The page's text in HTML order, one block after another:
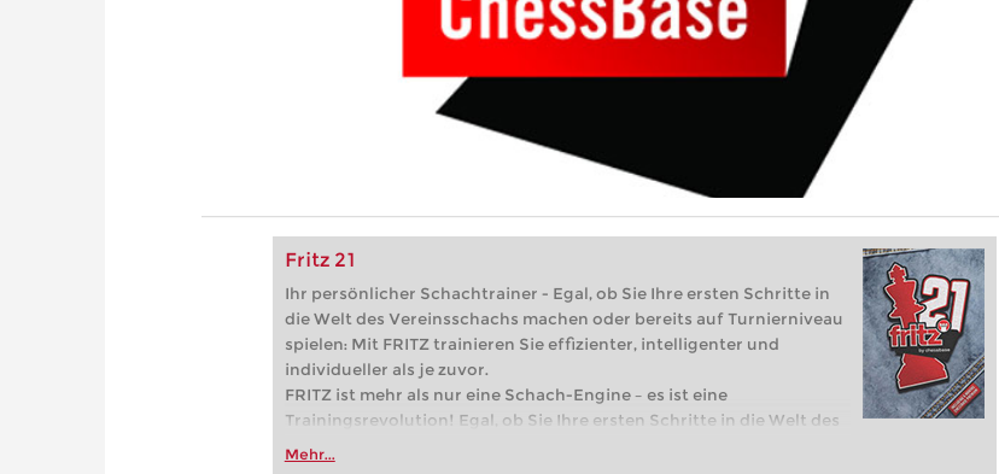
Fritz 21
Ihr persönlicher Schachtrainer - Egal, ob Sie Ihre ersten Schritte in
die Welt des Vereinsschachs machen oder bereits auf Turnierniveau
spielen: Mit FRITZ trainieren Sie effizienter, intelligenter und
individueller als je zuvor.
FRITZ ist mehr als nur eine Schach-Engine – es ist eine
Trainingsrevolution! Egal, ob Sie Ihre ersten Schritte in die Welt des
Vereinsschachs machen oder bereits auf Turnierniveau spielen: Mit
Mehr...